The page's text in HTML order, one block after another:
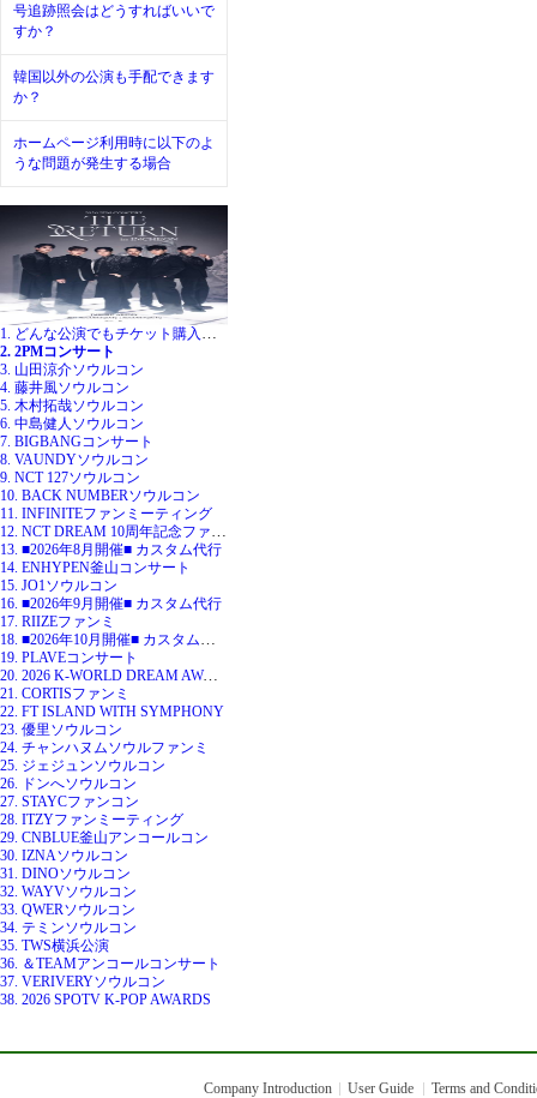
号追跡照会はどうすればいいで
すか？
韓国以外の公演も手配できます
か？
ホームページ利用時に以下のよ
うな問題が発生する場合
1. どんな公演でもチケット購入代行
2. 2PMコンサート
3. 山田涼介ソウルコン
4. 藤井風ソウルコン
5. 木村拓哉ソウルコン
6. 中島健人ソウルコン
7. BIGBANGコンサート
8. VAUNDYソウルコン
9. NCT 127ソウルコン
10. BACK NUMBERソウルコン
11. INFINITEファンミーティング
12. NCT DREAM 10周年記念ファンミ
13. ■2026年8月開催■ カスタム代行
14. ENHYPEN釜山コンサート
15. JO1ソウルコン
16. ■2026年9月開催■ カスタム代行
17. RIIZEファンミ
18. ■2026年10月開催■ カスタム代行
19. PLAVEコンサート
20. 2026 K-WORLD DREAM AWARDS
21. CORTISファンミ
22. FT ISLAND WITH SYMPHONY
23. 優里ソウルコン
24. チャンハヌムソウルファンミ
25. ジェジュンソウルコン
26. ドンへソウルコン
27. STAYCファンコン
28. ITZYファンミーティング
29. CNBLUE釜山アンコールコン
30. IZNAソウルコン
31. DINOソウルコン
32. WAYVソウルコン
33. QWERソウルコン
34. テミンソウルコン
35. TWS横浜公演
36. ＆TEAMアンコールコンサート
37. VERIVERYソウルコン
38. 2026 SPOTV K-POP AWARDS
Company Introduction User Guide Terms and